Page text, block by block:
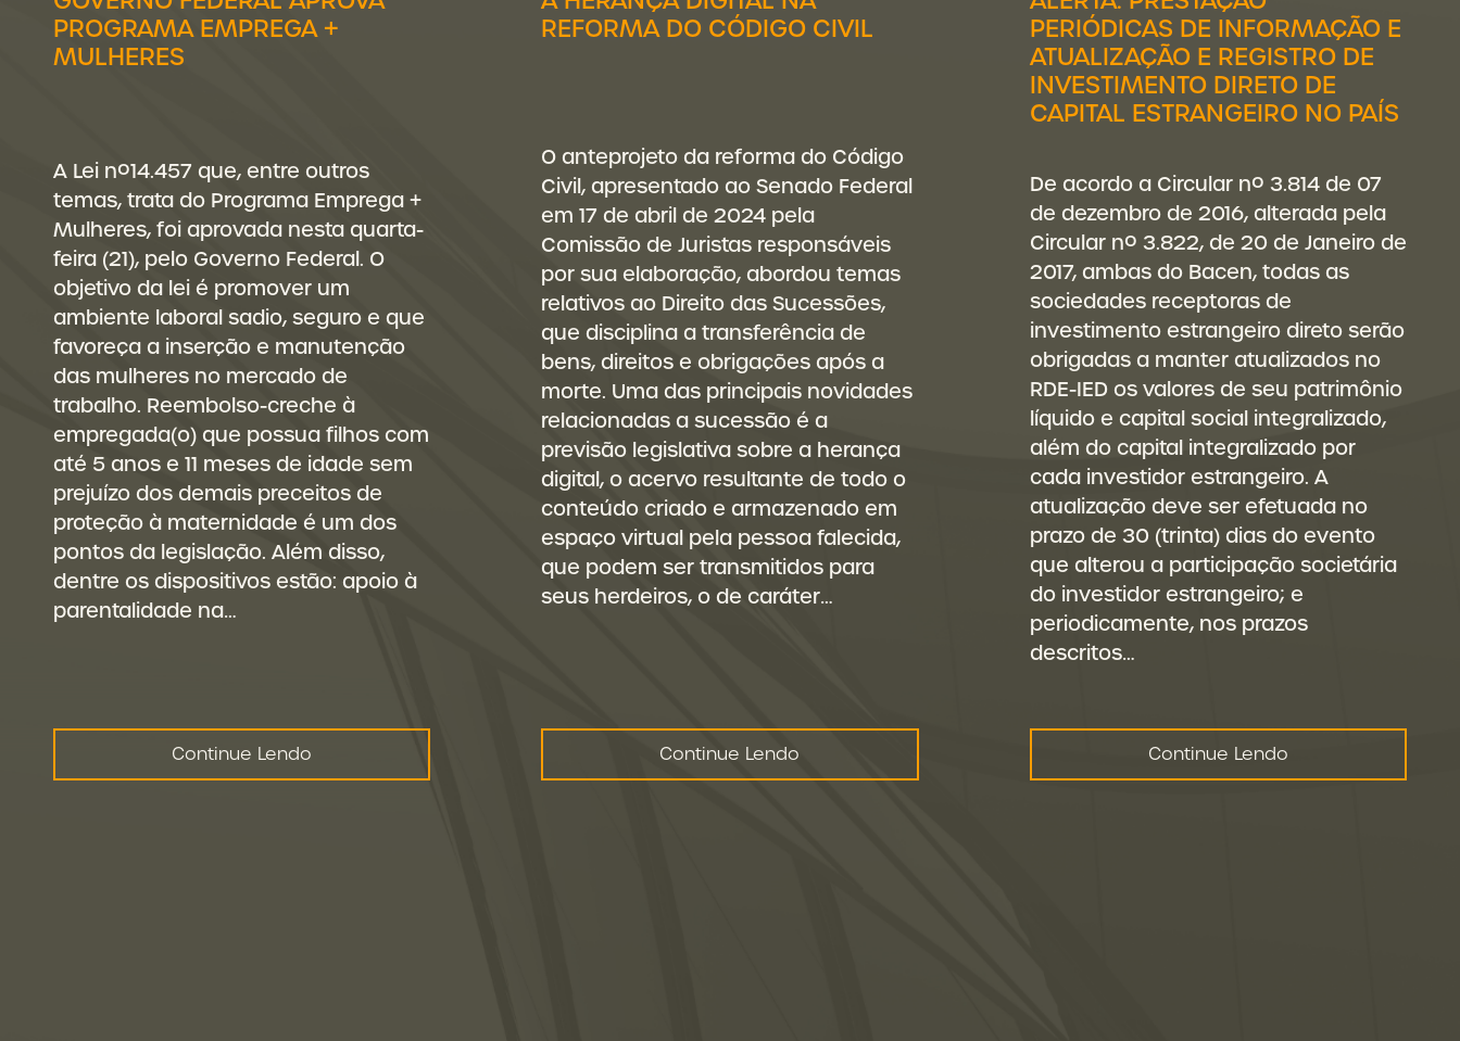
PROGRAMA EMPREGA +
MULHERES
A Lei nº14.457 que, entre outros
temas, trata do Programa Emprega +
Mulheres, foi aprovada nesta quarta-
feira (21), pelo Governo Federal. O
objetivo da lei é promover um
ambiente laboral sadio, seguro e que
favoreça a inserção e manutenção
das mulheres no mercado de
trabalho. Reembolso-creche à
empregada(o) que possua filhos com
até 5 anos e 11 meses de idade sem
prejuízo dos demais preceitos de
proteção à maternidade é um dos
pontos da legislação. Além disso,
dentre os dispositivos estão: apoio à
parentalidade na…
Continue Lendo
REFORMA DO CÓDIGO CIVIL
O anteprojeto da reforma do Código
Civil, apresentado ao Senado Federal
em 17 de abril de 2024 pela
Comissão de Juristas responsáveis
por sua elaboração, abordou temas
relativos ao Direito das Sucessões,
que disciplina a transferência de
bens, direitos e obrigações após a
morte. Uma das principais novidades
relacionadas a sucessão é a
previsão legislativa sobre a herança
digital, o acervo resultante de todo o
conteúdo criado e armazenado em
espaço virtual pela pessoa falecida,
que podem ser transmitidos para
seus herdeiros, o de caráter…
Continue Lendo
PERIÓDICAS DE INFORMAÇÃO E
ATUALIZAÇÃO E REGISTRO DE
INVESTIMENTO DIRETO DE
CAPITAL ESTRANGEIRO NO PAÍS
De acordo a Circular nº 3.814 de 07
de dezembro de 2016, alterada pela
Circular nº 3.822, de 20 de Janeiro de
2017, ambas do Bacen, todas as
sociedades receptoras de
investimento estrangeiro direto serão
obrigadas a manter atualizados no
RDE-IED os valores de seu patrimônio
líquido e capital social integralizado,
além do capital integralizado por
cada investidor estrangeiro. A
atualização deve ser efetuada no
prazo de 30 (trinta) dias do evento
que alterou a participação societária
do investidor estrangeiro; e
periodicamente, nos prazos
descritos…
Continue Lendo